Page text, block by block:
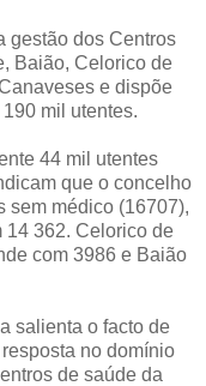
gestão dos Centros
Baião, Celorico de
e dispõe
mil utentes.
44 mil utentes
que o concelho
sem médico (16707),
14 362. Celorico de
com 3986 e Baião
salienta o facto de
no domínio
de saúde da